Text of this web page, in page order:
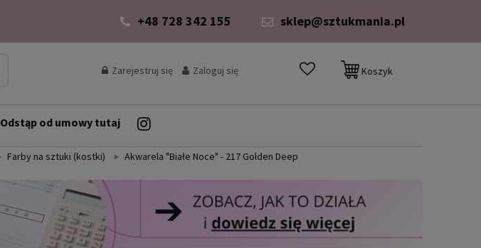
+48 728 342 155 sklep@sztukmania.pl
Zarejestruj się Zaloguj się Koszyk
Odstąp od umowy tutaj
Farby na sztuki (kostki) Akwarela "Białe Noce" - 217 Golden Deep